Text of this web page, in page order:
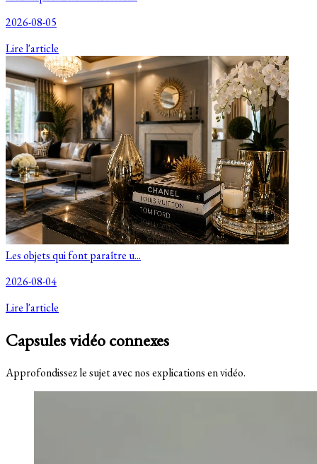
2026-08-05
Lire l'article
Les objets qui font paraître u...
2026-08-04
Lire l'article
Capsules vidéo connexes
Approfondissez le sujet avec nos explications en vidéo.